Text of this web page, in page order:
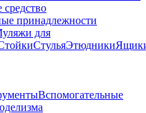
средство
принадлежности
для
СтульяЭтюдники
Вспомогательные